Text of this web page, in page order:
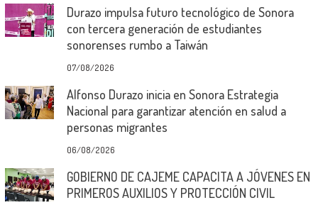
Durazo impulsa futuro tecnológico de Sonora
con tercera generación de estudiantes
sonorenses rumbo a Taiwán
07/08/2026
Alfonso Durazo inicia en Sonora Estrategia
Nacional para garantizar atención en salud a
personas migrantes
06/08/2026
GOBIERNO DE CAJEME CAPACITA A JÓVENES EN
PRIMEROS AUXILIOS Y PROTECCIÓN CIVIL